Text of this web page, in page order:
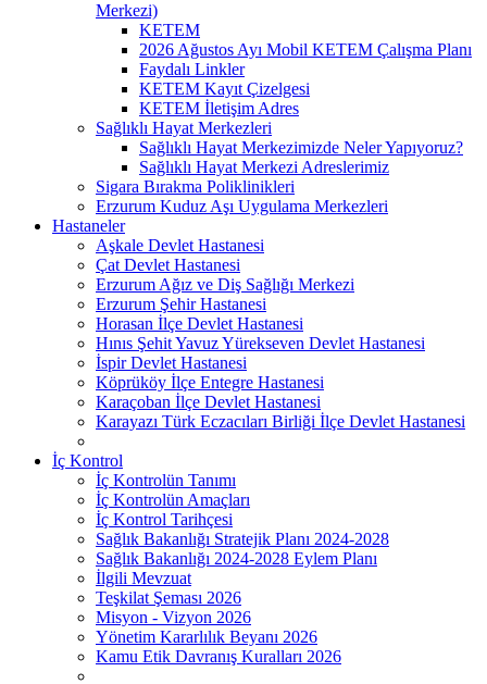
Merkezi)
KETEM
2026 Ağustos Ayı Mobil KETEM Çalışma Planı
Faydalı Linkler
KETEM Kayıt Çizelgesi
KETEM İletişim Adres
Sağlıklı Hayat Merkezleri
Sağlıklı Hayat Merkezimizde Neler Yapıyoruz?
Sağlıklı Hayat Merkezi Adreslerimiz
Sigara Bırakma Poliklinikleri
Erzurum Kuduz Aşı Uygulama Merkezleri
Hastaneler
Aşkale Devlet Hastanesi
Çat Devlet Hastanesi
Erzurum Ağız ve Diş Sağlığı Merkezi
Erzurum Şehir Hastanesi
Horasan İlçe Devlet Hastanesi
Hınıs Şehit Yavuz Yürekseven Devlet Hastanesi
İspir Devlet Hastanesi
Köprüköy İlçe Entegre Hastanesi
Karaçoban İlçe Devlet Hastanesi
Karayazı Türk Eczacıları Birliği İlçe Devlet Hastanesi
İç Kontrol
İç Kontrolün Tanımı
İç Kontrolün Amaçları
İç Kontrol Tarihçesi
Sağlık Bakanlığı Stratejik Planı 2024-2028
Sağlık Bakanlığı 2024-2028 Eylem Planı
İlgili Mevzuat
Teşkilat Şeması 2026
Misyon - Vizyon 2026
Yönetim Kararlılık Beyanı 2026
Kamu Etik Davranış Kuralları 2026